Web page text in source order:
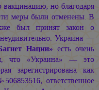
вакцинацию, но благодаря
меры были отменены. В
был принят закон о
Украина —
Нации» есть очень
что «Украина» — это
зарегистрирована как
ответственное